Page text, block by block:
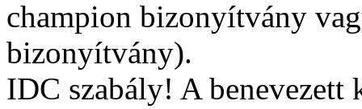
champion bizonyítvány
bizonyítvány).
IDC szabály! A benevezett